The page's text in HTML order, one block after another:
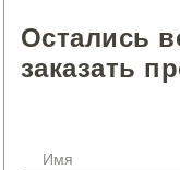
Остались
заказать
Имя